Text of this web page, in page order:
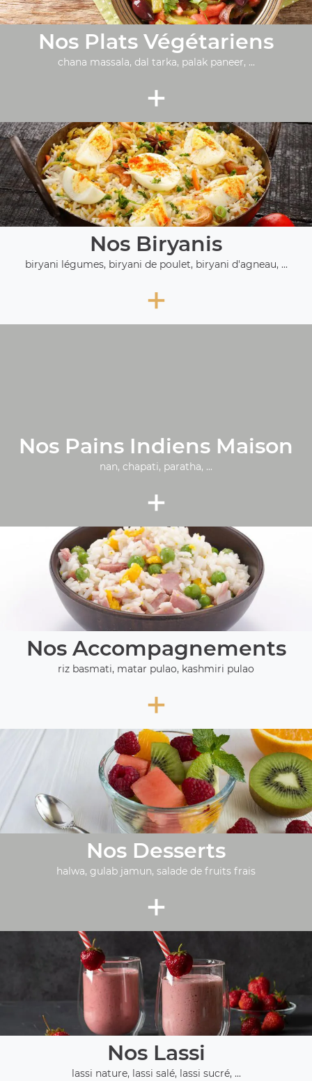
Nos Plats Végétariens
chana massala, dal tarka, palak paneer, ...
+
Nos Biryanis
biryani légumes, biryani de poulet, biryani d'agneau, ...
+
Nos Pains Indiens Maison
nan, chapati, paratha, ...
+
Nos Accompagnements
riz basmati, matar pulao, kashmiri pulao
+
Nos Desserts
halwa, gulab jamun, salade de fruits frais
+
Nos Lassi
lassi nature, lassi salé, lassi sucré, ...